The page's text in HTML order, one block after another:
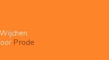
Prode